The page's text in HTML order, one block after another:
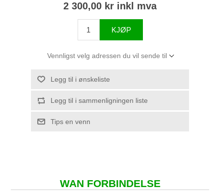
2 300,00 kr inkl mva
KJØP
Vennligst velg adressen du vil sende til
Legg til i ønskeliste
Legg til i sammenligningen liste
Tips en venn
WAN FORBINDELSE